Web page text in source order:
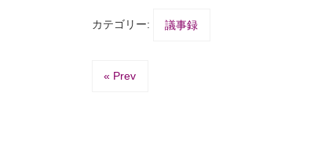
カテゴリー: 議事録
« Prev